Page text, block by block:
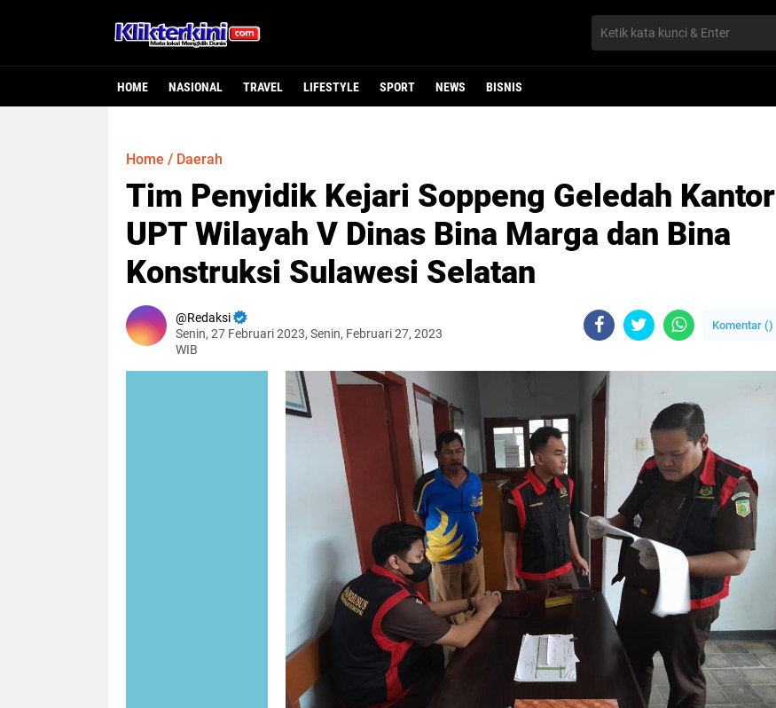
HOME NASIONAL TRAVEL LIFESTYLE SPORT NEWS BISNIS
Home / Daerah
Tim Penyidik Kejari Soppeng Geledah Kantor
UPT Wilayah V Dinas Bina Marga dan Bina
Konstruksi Sulawesi Selatan
Redaksi
Senin, 27 Februari 2023, Senin, Februari 27, 2023
WIB
Komentar ()